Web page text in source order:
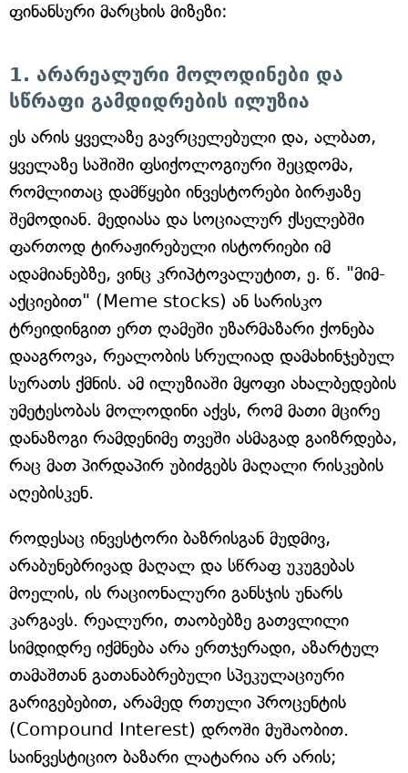
ფინანსური მარცხის მიზეზი:
1. არარეალური მოლოდინები და
სწრაფი გამდიდრების ილუზია
ეს არის ყველაზე გავრცელებული და, ალბათ,
ყველაზე საშიში ფსიქოლოგიური შეცდომა,
რომლითაც დამწყები ინვესტორები ბირჟაზე
შემოდიან. მედიასა და სოციალურ ქსელებში
ფართოდ ტირაჟირებული ისტორიები იმ
ადამიანებზე, ვინც კრიპტოვალუტით, ე. წ. "მიმ-
აქციებით" (Meme stocks) ან სარისკო
ტრეიდინგით ერთ ღამეში უზარმაზარი ქონება
დააგროვა, რეალობის სრულიად დამახინჯებულ
სურათს ქმნის. ამ ილუზიაში მყოფი ახალბედების
უმეტესობას მოლოდინი აქვს, რომ მათი მცირე
დანაზოგი რამდენიმე თვეში ასმაგად გაიზრდება,
რაც მათ პირდაპირ უბიძგებს მაღალი რისკების
აღებისკენ.
როდესაც ინვესტორი ბაზრისგან მუდმივ,
არაბუნებრივად მაღალ და სწრაფ უკუგებას
მოელის, ის რაციონალური განსჯის უნარს
კარგავს. რეალური, თაობებზე გათვლილი
სიმდიდრე იქმნება არა ერთჯერადი, აზარტულ
თამაშთან გათანაბრებული სპეკულაციური
გარიგებებით, არამედ რთული პროცენტის
(Compound Interest) დროში მუშაობით.
საინვესტიციო ბაზარი ლატარია არ არის;